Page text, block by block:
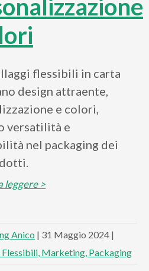
flessibili in carta
design attraente,
e colori,
versatilità e
nel packaging dei
leggere >
Anico | 31 Maggio 2024 |
Marketing Packaging